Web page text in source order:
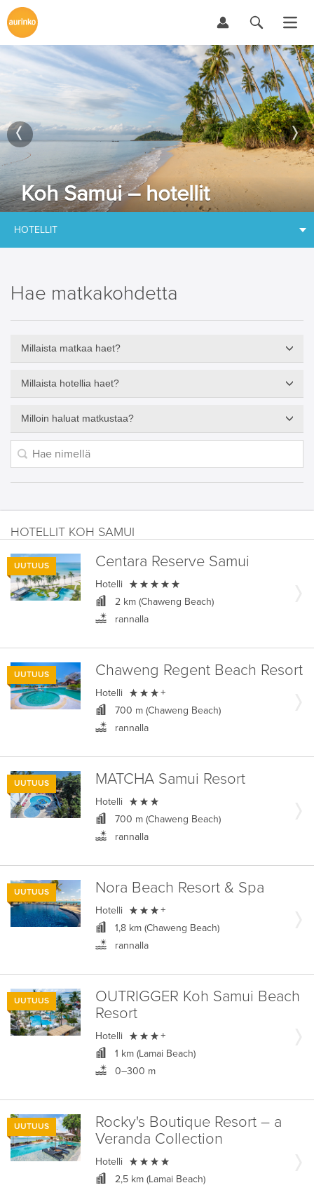
Koh Samui – hotellit
HOTELLIT
Hae matkakohdetta
Millaista matkaa haet?
Millaista hotellia haet?
Milloin haluat matkustaa?
HOTELLIT KOH SAMUI
UUTUUS Centara Reserve Samui
Hotelli 
2 km (Chaweng Beach)
rannalla
UUTUUS Chaweng Regent Beach Resort
Hotelli  +
700 m (Chaweng Beach)
rannalla
UUTUUS MATCHA Samui Resort
Hotelli 
700 m (Chaweng Beach)
rannalla
UUTUUS Nora Beach Resort & Spa
Hotelli  +
1,8 km (Chaweng Beach)
rannalla
UUTUUS
OUTRIGGER Koh Samui Beach
Resort
Hotelli  +
1 km (Lamai Beach)
0–300 m
UUTUUS
Rocky's Boutique Resort – a
Veranda Collection
Hotelli 
2,5 km (Lamai Beach)